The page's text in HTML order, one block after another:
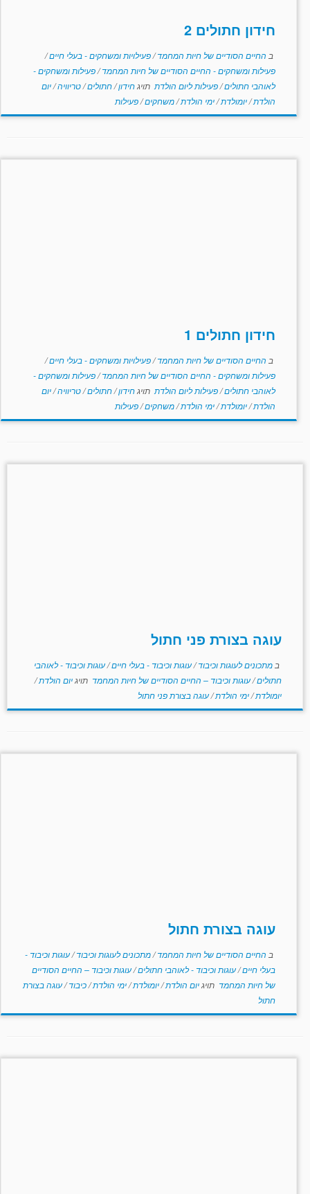
חידון חתולים 2
ב החיים הסודיים של חיות המחמד/פעילויות ומשחקים - בעלי חיים/
פעילות ומשחקים - החיים הסודיים של חיות המחמד/פעילות ומשחקים -
לאוהבי חתולים/פעילות ליום הולדת תויגחידון/חתולים/טריוויה/יום
הולדת/יומולדת/ימי הולדת/משחקים/פעילות
חידון חתולים 1
ב החיים הסודיים של חיות המחמד/פעילויות ומשחקים - בעלי חיים/
פעילות ומשחקים - החיים הסודיים של חיות המחמד/פעילות ומשחקים -
לאוהבי חתולים/פעילות ליום הולדת תויגחידון/חתולים/טריוויה/יום
הולדת/יומולדת/ימי הולדת/משחקים/פעילות
עוגה בצורת פני חתול
ב מתכונים לעוגות וכיבוד/עוגות וכיבוד - בעלי חיים/עוגות וכיבוד - לאוהבי
חתולים/עוגות וכיבוד – החיים הסודיים של חיות המחמד תויגיום הולדת/
יומולדת/ימי הולדת/עוגה בצורת פני חתול
עוגה בצורת חתול
ב החיים הסודיים של חיות המחמד/מתכונים לעוגות וכיבוד/עוגות וכיבוד -
בעלי חיים/עוגות וכיבוד - לאוהבי חתולים/עוגות וכיבוד – החיים הסודיים
של חיות המחמד תויגיום הולדת/יומולדת/ימי הולדת/כיבוד/עוגה בצורת
חתול